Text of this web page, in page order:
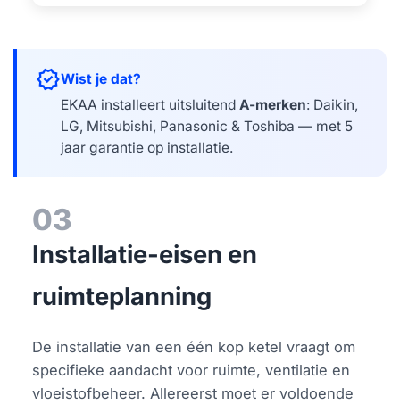
verifiedWist je dat?
EKAA installeert uitsluitendA-merken: Daikin,
LG, Mitsubishi, Panasonic & Toshiba — met 5
jaar garantie op installatie.
03
Installatie-eisen en
ruimteplanning
De installatie van een één kop ketel vraagt om
specifieke aandacht voor ruimte, ventilatie en
vloeistofbeheer. Allereerst moet er voldoende